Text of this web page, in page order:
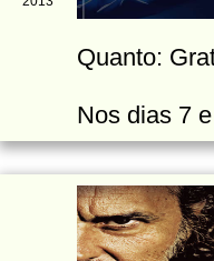
Quanto:
Nos dias 7